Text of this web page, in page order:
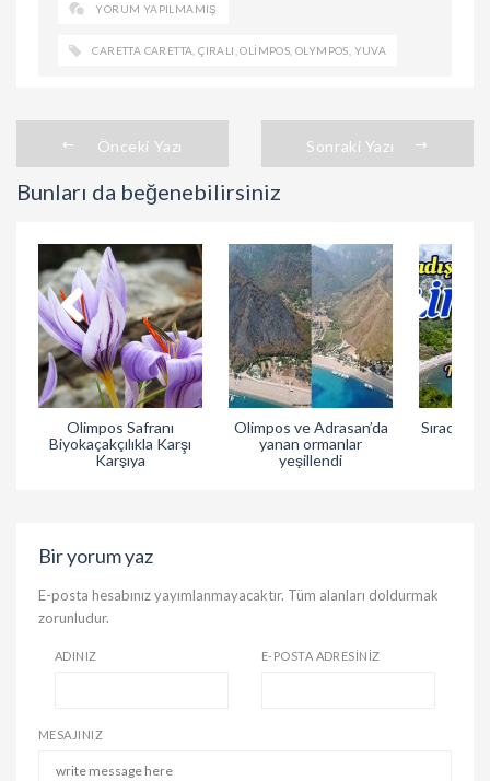
YORUM YAPILMAMIŞ
CARETTA CARETTA ,ÇIRALI ,OLIMPOS ,OLYMPOS YUVA
Önceki Yazı Sonraki Yazı
Bunları da beğenebilirsiniz
Olimpos Safranı
Biyokaçakçılıkla Karşı
Karşıya
Olimpos ve Adrasan’da
yanan ormanlar
yeşillendi
Sıradışı
Bir yorum yaz
E-posta hesabınız yayımlanmayacaktır. Tüm alanları doldurmak
zorunludur.
ADINIZ E-POSTA ADRESINIZ
MESAJINIZ